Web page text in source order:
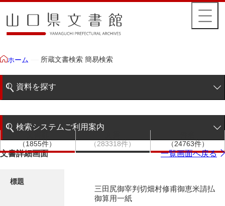
ホーム 所蔵文書検索 簡易検索
資料を探す
階層検索
検索システムご利用案内
検索システムの利用について
（1855件）
（283318件）
（24763件）
文書詳細画面 一覧画面へ戻る
標題
三田尻御宰判切畑村修甫御恵米請払
御算用一紙